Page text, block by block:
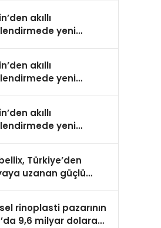
akıllı
yeni
akıllı
yeni
akıllı
yeni
Türkiye’den
uzanan güçlü
rinoplasti pazarının
9,6 milyar dolara